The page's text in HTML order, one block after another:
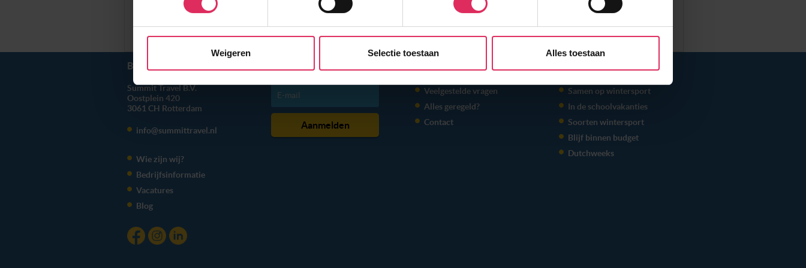
social media te bieden en om ons websiteverkeer te analyseren. Ook delen we informatie over jouw gebruik van onze site
met onze partners. We hebben partners voor social media, adverteren en analyse. Onze partners kunnen deze gegevens
voorkeuren altijd aanpassen. Klik daarvoor op de lichtblauwe knop linksonder in beeld en kies voor ‘verander jouw
toestemming’. Je kunt dan weer per type cookie aangeven of je die wel of niet wilt toestaan.
We werken samen met 20 derdendie uw gegevens kunnen ontvangen en verwerken.
Weigeren Selectie toestaan Alles toestaan
Prijzen en Boeken
BEL ONS
Summit Travel B.V.
Oostplein 420
3061 CH Rotterdam
info@summittravel.nl
Wie zijn wij?
Bedrijfsinformatie
Vacatures
Blog
NIEUWSBRIEF
Veelgestelde vragen
Alles geregeld?
Contact
Samen op wintersport
In de schoolvakanties
Soorten wintersport
Blijf binnen budget
Dutchweeks